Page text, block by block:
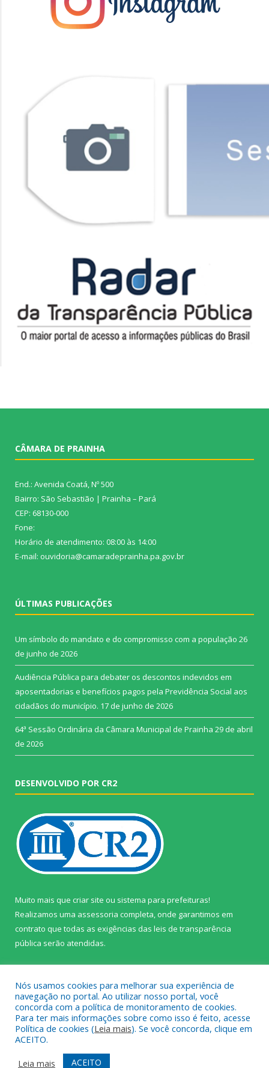
CÂMARA DE PRAINHA
End.: Avenida Coatá, Nº 500
Bairro: São Sebastião | Prainha – Pará
CEP: 68130-000
Fone:
Horário de atendimento: 08:00 às 14:00
E-mail: ouvidoria@camaradeprainha.pa.gov.br
ÚLTIMAS PUBLICAÇÕES
Um símbolo do mandato e do compromisso com a população 26
de junho de 2026
Audiência Pública para debater os descontos indevidos em
aposentadorias e benefícios pagos pela Previdência Social aos
cidadãos do município. 17 de junho de 2026
64ª Sessão Ordinária da Câmara Municipal de Prainha 29 de abril
de 2026
DESENVOLVIDO POR CR2
Muito mais que criar site ou sistema para prefeituras!
Realizamos uma assessoria completa, onde garantimos em
contrato que todas as exigências das leis de transparência
pública serão atendidas.
Todos os direitos reservados a Câmara Municipal de Prainha.
Mapa do Site
Acessar Área Administrativa
Nós usamos cookies para melhorar sua experiência de
navegação no portal. Ao utilizar nosso portal, você
concorda com a política de monitoramento de cookies.
Para ter mais informações sobre como isso é feito, acesse
Política de cookies (Leia mais). Se você concorda, clique em
ACEITO.
Leia mais
ACEITO